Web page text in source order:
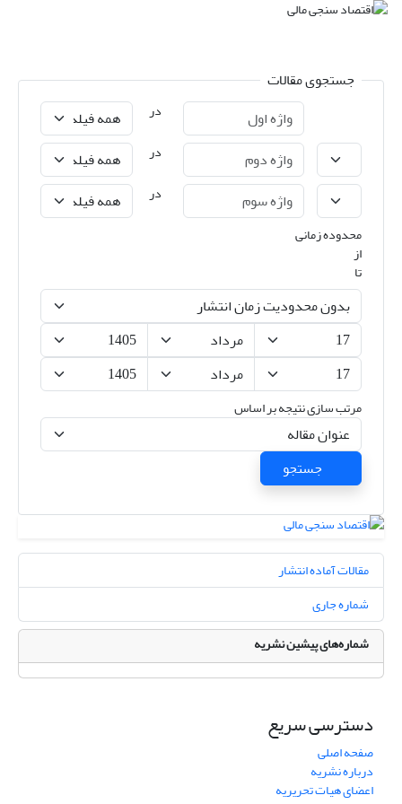
جستجوی مقالات
در
در
در
محدوده زمانی
از
تا
مرتب سازی نتیجه بر اساس
جستجو
مقالات آماده انتشار
شماره جاری
شماره‌های پیشین نشریه
دسترسی سریع
صفحه اصلی
درباره نشریه
اعضای هیات تحریریه